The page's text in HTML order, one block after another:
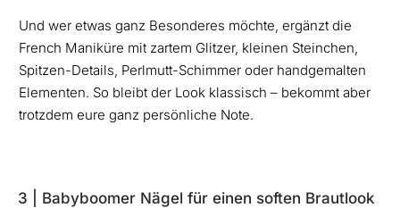
Und wer etwas ganz Besonderes möchte, ergänzt die
French Maniküre mit zartem Glitzer, kleinen Steinchen,
Spitzen-Details, Perlmutt-Schimmer oder handgemalten
Elementen. So bleibt der Look klassisch – bekommt aber
trotzdem eure ganz persönliche Note.
3 | Babyboomer Nägel für einen soften Brautlook